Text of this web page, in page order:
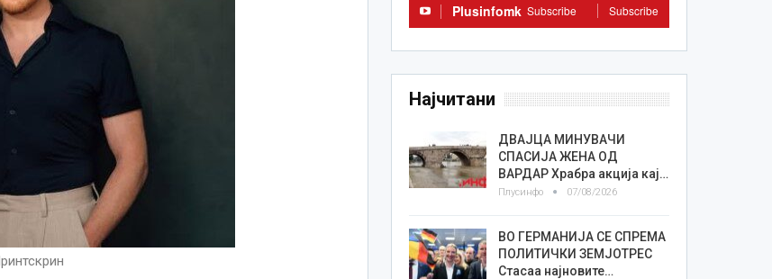
Plusinfomk Subscribe Subscribe
Најчитани
ДВАЈЦА МИНУВАЧИ
СПАСИЈА ЖЕНА ОД
ВАРДАР Храбра акција кај…
Плусинфо 07/08/2026
ВО ГЕРМАНИЈА СЕ СПРЕМА
ПОЛИТИЧКИ ЗЕМЈОТРЕС
Стасаа најновите…